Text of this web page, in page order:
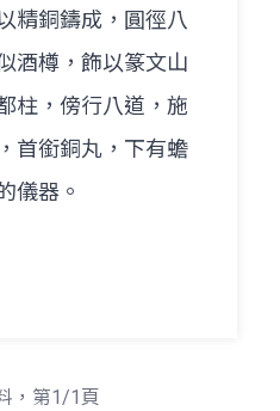
精銅鑄成，圓徑八
酒樽，飾以篆文山
柱，傍行八道，施
首銜銅丸，下有蟾
儀器。
，第1/1頁